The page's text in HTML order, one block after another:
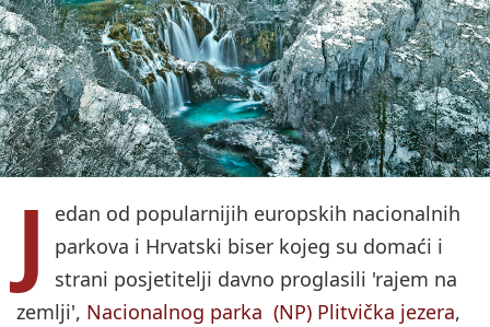
J
edan od popularnijih europskih nacionalnih
parkova i Hrvatski biser kojeg su domaći i
strani posjetitelji davno proglasili 'rajem na
zemlji', Nacionalnog parka (NP) Plitvička jezera,